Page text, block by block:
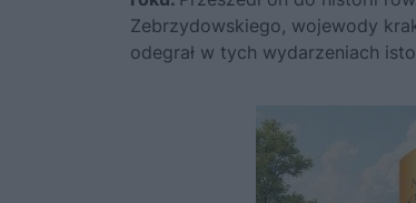
Zebrzydowskiego, wojewody
odegrał w tych wydarzeniach